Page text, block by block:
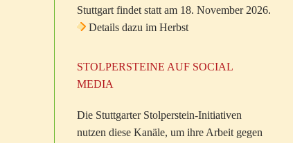
Stuttgart findet statt am 18. November 2026.
Details dazu im Herbst
STOLPERSTEINE AUF SOCIAL
MEDIA
Die Stuttgarter Stolperstein-Initiativen
nutzen diese Kanäle, um ihre Arbeit gegen